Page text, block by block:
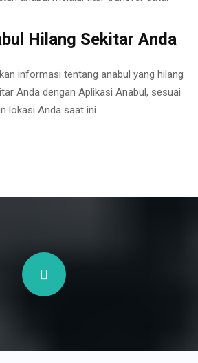
Hilang Sekitar Anda
informasi tentang anabul yang hilang
Anda dengan Aplikasi Anabul, sesuai
lokasi Anda saat ini.